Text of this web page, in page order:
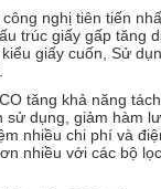
nghị tiên tiến
trúc giấy gấp tăng
giấy cuốn, Sử
tăng khả năng
sử dụng, giảm hàm
nhiều chi phí và
nhiều với các bộ